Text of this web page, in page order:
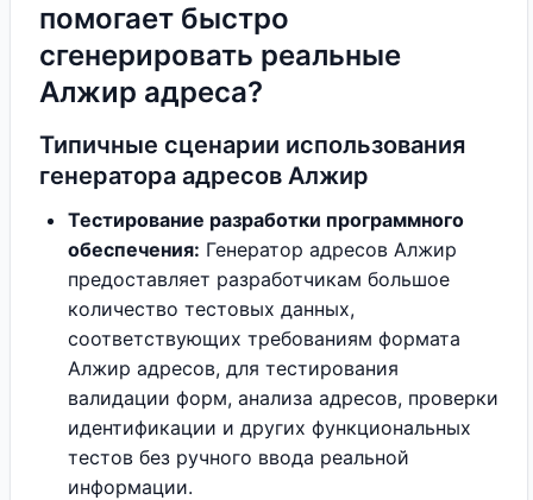
помогает быстро
сгенерировать реальные
Алжир адреса?
Типичные сценарии использования
генератора адресов Алжир
Тестирование разработки программного
обеспечения: Генератор адресов Алжир
предоставляет разработчикам большое
количество тестовых данных,
соответствующих требованиям формата
Алжир адресов, для тестирования
валидации форм, анализа адресов, проверки
идентификации и других функциональных
тестов без ручного ввода реальной
информации.